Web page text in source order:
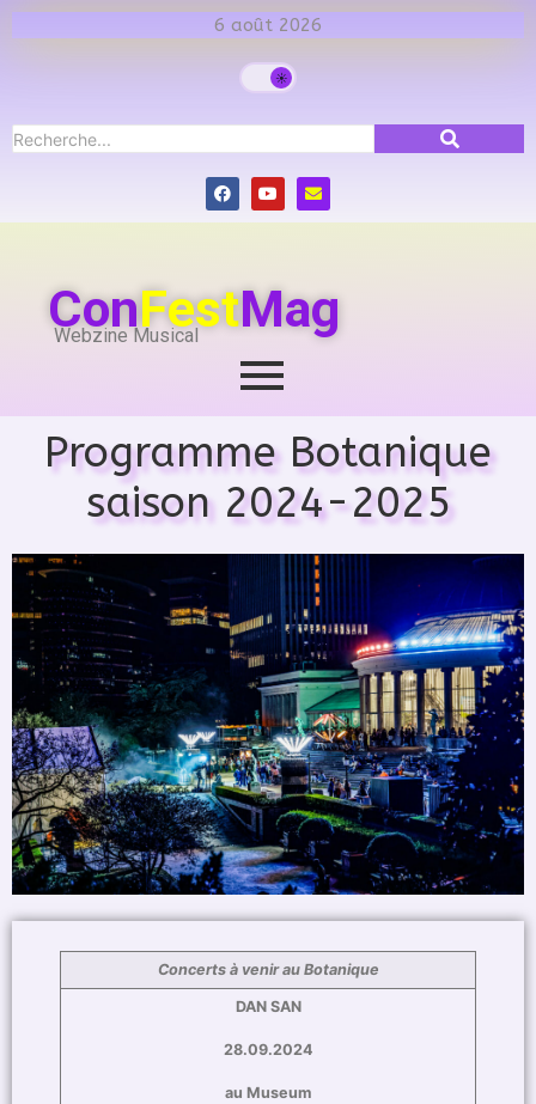
6 août 2026
ConFestMag
Webzine Musical
Programme Botanique
saison 2024-2025
Concerts à venir au Botanique
DAN SAN
28.09.2024
au Museum